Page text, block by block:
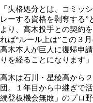
「失格処分とは、コミッ
レーする資格を剥奪する”
より、高木投手との契約
れば“ルール上は”この３
高木本人が巨人に復帰申
りを経ることになります
高木は石川・星稜高から
団。１年目から中継ぎで
続登板機会無敗」のプロ